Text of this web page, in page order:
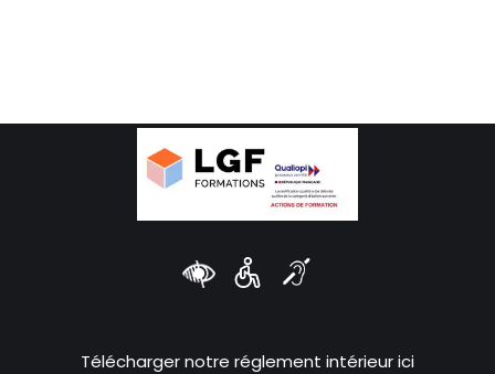
Télécharger notre réglement intérieur ici